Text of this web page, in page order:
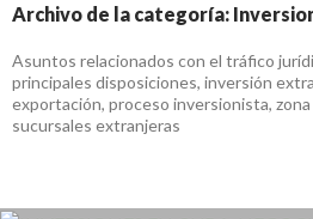
Archivo de la categoría:
Asuntos relacionados con el tráfico
principales disposiciones, inversión
exportación, proceso inversionista,
sucursales extranjeras